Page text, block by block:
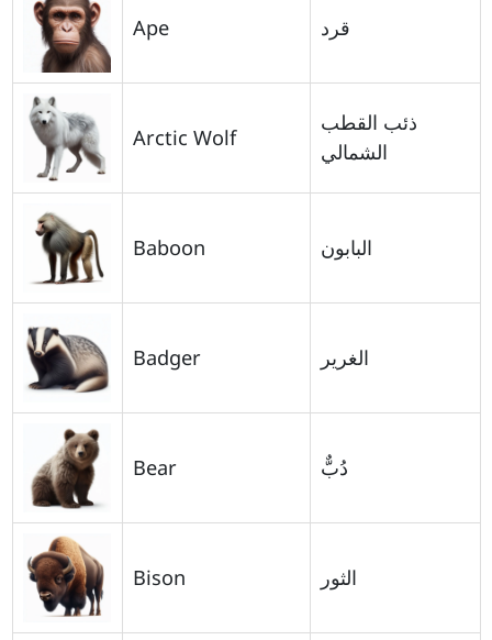
Ape قرد
Arctic Wolf
ذئب القطب
الشمالي
Baboon البابون
Badger الغرير
Bear دُبٌّ
Bison الثور